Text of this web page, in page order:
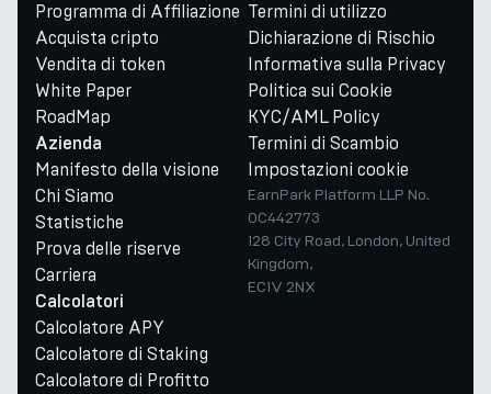
Programma di Affiliazione
Acquista cripto
Vendita di token
White Paper
RoadMap
Azienda
Manifesto della visione
Chi Siamo
Statistiche
Prova delle riserve
Carriera
Calcolatori
Calcolatore APY
Calcolatore di Staking
Calcolatore di Profitto
Termini di utilizzo
Dichiarazione di Rischio
Informativa sulla Privacy
Politica sui Cookie
KYC/AML Policy
Termini di Scambio
Impostazioni cookie
EarnPark Platform LLP No.
OC442773
128 City Road, London, United
Kingdom,
EC1V 2NX